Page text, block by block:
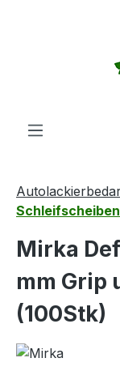
Schleifscheiben
Mirka
mm Grip
(100Stk)